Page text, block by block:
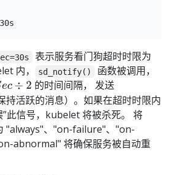
表示服务看门狗超时时限为
内，
sd_notify()
函数被调用，
ec ÷ 2 的时间间隔， 发送
保持活跃的消息）。如果在超时时限内
”此信号，kubelet 将被杀死。 将
"always"、"on-failure"、"on-
abnormal" 将确保服务被自动重